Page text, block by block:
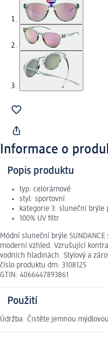
Informace o
Popis produktu
typ: celorámové
styl: sportovní
kategorie 3: sluneční brýle
100% UV filtr
Módní sluneční brýle
moderní vzhled. Vzrušující
vodních hladinách. Stylový a
číslo produktu dm: 3108125
GTIN: 4066447893861
Použití
Údržba: Čistěte jemnou